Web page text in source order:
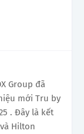
Group đã
mới Tru by
. Đây là kết
Hilton